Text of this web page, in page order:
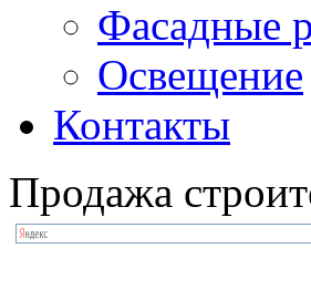
Фасадные
Освещение
Контакты
Продажа